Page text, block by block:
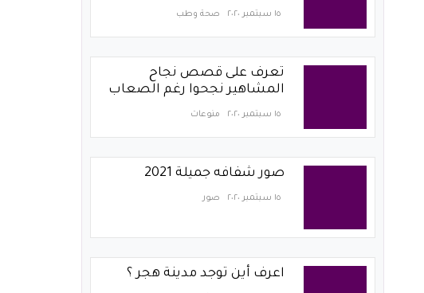
١٥ سبتمبر ٢٠٢٠ صحة وطب
تعرف على قصص نجاح
المشاهير نجحوا رغم الصعاب
١٥ سبتمبر ٢٠٢٠ منوعات
صور شفافه جميلة 2021
١٥ سبتمبر ٢٠٢٠ صور
اعرف أين توجد مدينة هجر ؟